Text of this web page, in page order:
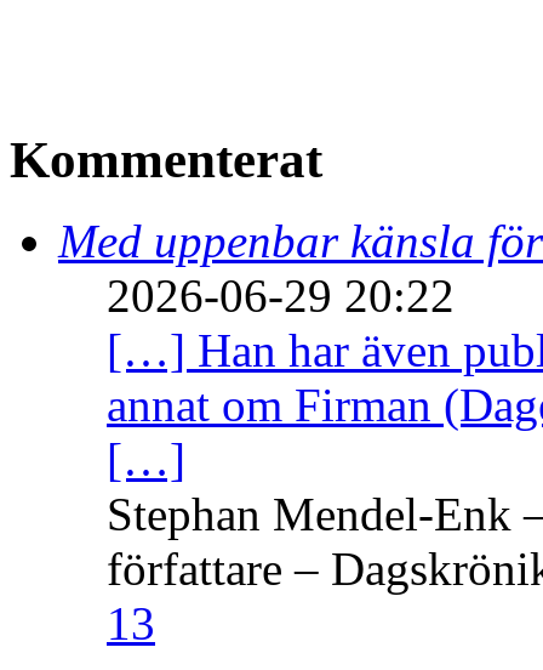
Kommenterat
Med uppenbar känsla
2026-06-29 20:22
[…] Han har även
annat om Firman
[…]
Stephan Mendel-Enk
författare –
13